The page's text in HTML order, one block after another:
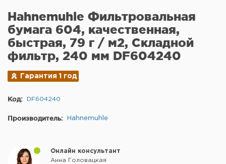
Hahnemuhle Фильтровальная
бумага 604, качественная,
быстрая, 79 г / м2, Складной
фильтр, 240 мм DF604240
Гарантия 1 год
Код: DF604240
Производитель: Hahnemuhle
Онлайн консультант
Анна Головацкая